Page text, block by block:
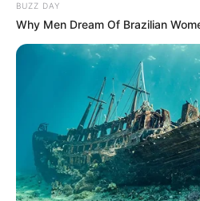
LIHAT
BUZZ DAY
Why Men Dream Of Brazilian